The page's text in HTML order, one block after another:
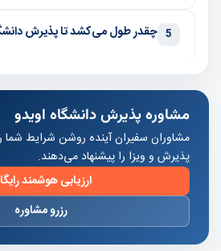
5 چقدر طول می‌کشد تا پذیرش
مشاوره پذیرش دانشگاه اویدو
مشاوران سفیران آینده روشن شرایط شما
پذیرش و ویزا را پیشنهاد می‌دهند.
ارزیابی هوشمند
رزرو مشاوره